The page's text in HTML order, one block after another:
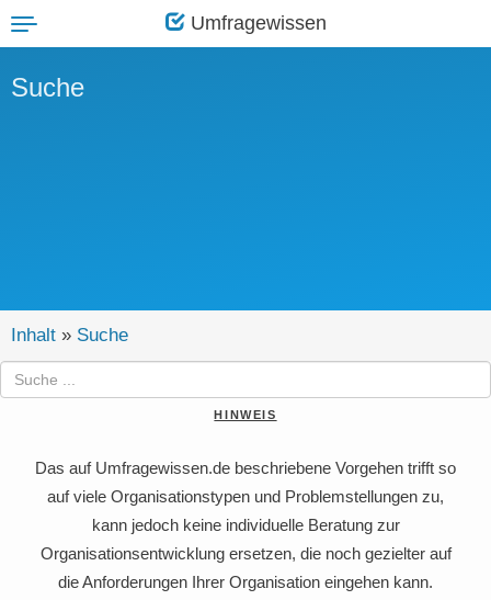
Toggle
Umfragewissen
Suche
Inhalt » Suche
HINWEIS
Das auf Umfragewissen.de beschriebene Vorgehen trifft so
auf viele Organisationstypen und Problemstellungen zu,
kann jedoch keine individuelle Beratung zur
Organisationsentwicklung ersetzen, die noch gezielter auf
die Anforderungen Ihrer Organisation eingehen kann.